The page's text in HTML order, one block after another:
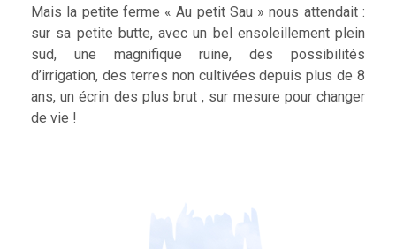
Mais la petite ferme « Au petit Sau » nous attendait :
sur sa petite butte, avec un bel ensoleillement plein
sud, une magnifique ruine, des possibilités
d’irrigation, des terres non cultivées depuis plus de 8
ans, un écrin des plus brut , sur mesure pour changer
de vie !